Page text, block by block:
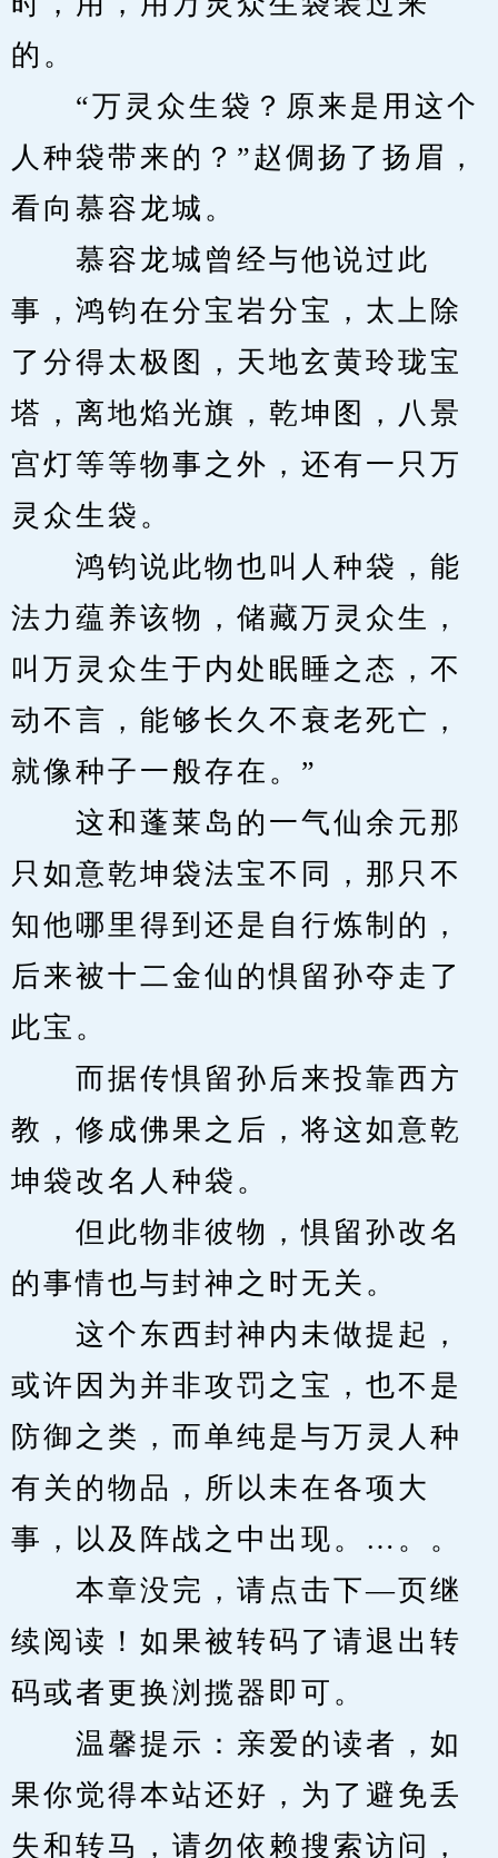
的。
“万灵众生袋？原来是用这个
人种袋带来的？”赵倜扬了扬眉，
看向慕容龙城。
慕容龙城曾经与他说过此
事，鸿钧在分宝岩分宝，太上除
了分得太极图，天地玄黄玲珑宝
塔，离地焰光旗，乾坤图，八景
宫灯等等物事之外，还有一只万
灵众生袋。
鸿钧说此物也叫人种袋，能
法力蕴养该物，储藏万灵众生，
叫万灵众生于内处眠睡之态，不
动不言，能够长久不衰老死亡，
就像种子一般存在。”
这和蓬莱岛的一气仙余元那
只如意乾坤袋法宝不同，那只不
知他哪里得到还是自行炼制的，
后来被十二金仙的惧留孙夺走了
此宝。
而据传惧留孙后来投靠西方
教，修成佛果之后，将这如意乾
坤袋改名人种袋。
但此物非彼物，惧留孙改名
的事情也与封神之时无关。
这个东西封神内未做提起，
或许因为并非攻罚之宝，也不是
防御之类，而单纯是与万灵人种
有关的物品，所以未在各项大
事，以及阵战之中出现。…。。
本章没完，请点击下—页继
续阅读！如果被转码了请退出转
码或者更换浏揽器即可。
温馨提示：亲爱的读者，如
果你觉得本站还好，为了避免丢
失和转马，请勿依赖搜索访问，